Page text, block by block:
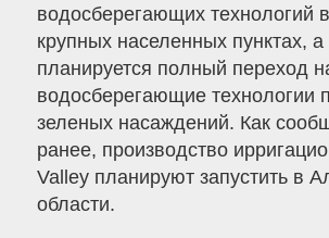
водосберегающих технологий
крупных населенных пунктах, а
планируется полный переход
водосберегающие технологии
зеленых насаждений. Как
ранее, производство
Valley планируют запустить в
области.